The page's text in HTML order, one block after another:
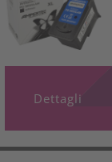
Dettagli